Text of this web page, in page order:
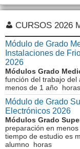
CURSOS 2026
Módulo de Grado
Instalaciones de
2026
Módulos Grado
función del trabajo del
menos de 1 año horas
Módulo de Grado
Electrónicos 2026
Módulos Grado
preparación en
tiempo de estudio es
alumno horas